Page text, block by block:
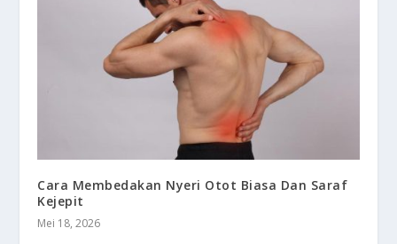
Cara Membedakan Nyeri Otot Biasa Dan Saraf
Kejepit
Mei 18, 2026